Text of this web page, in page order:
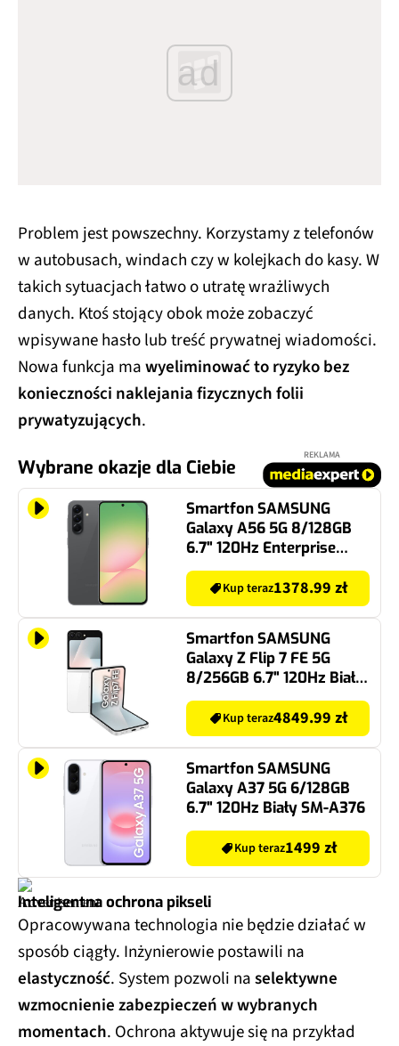
ad
Problem jest powszechny. Korzystamy z telefonów
w autobusach, windach czy w kolejkach do kasy. W
takich sytuacjach łatwo o utratę wrażliwych
danych. Ktoś stojący obok może zobaczyć
wpisywane hasło lub treść prywatnej wiadomości.
Nowa funkcja mawyeliminować to ryzyko bez
konieczności naklejania fizycznych folii
prywatyzujących.
Wybrane okazje dla Ciebie
REKLAMA
Smartfon SAMSUNG
Galaxy A56 5G 8/128GB
6.7" 120Hz Enterprise
Edition Grafitowy SM-
A566 EUKup teraz1378.99 zł
Smartfon SAMSUNG
Galaxy Z Flip 7 FE 5G
8/256GB 6.7" 120Hz Biały
SM-F761
Kup teraz4849.99 zł
Smartfon SAMSUNG
Galaxy A37 5G 6/128GB
6.7" 120Hz Biały SM-A376
Kup teraz1499 zł
Inteligentna ochrona pikseli
Opracowywana technologia nie będzie działać w
sposób ciągły. Inżynierowie postawili na
elastyczność. System pozwoli naselektywne
wzmocnienie zabezpieczeń w wybranych
momentach. Ochrona aktywuje się na przykład